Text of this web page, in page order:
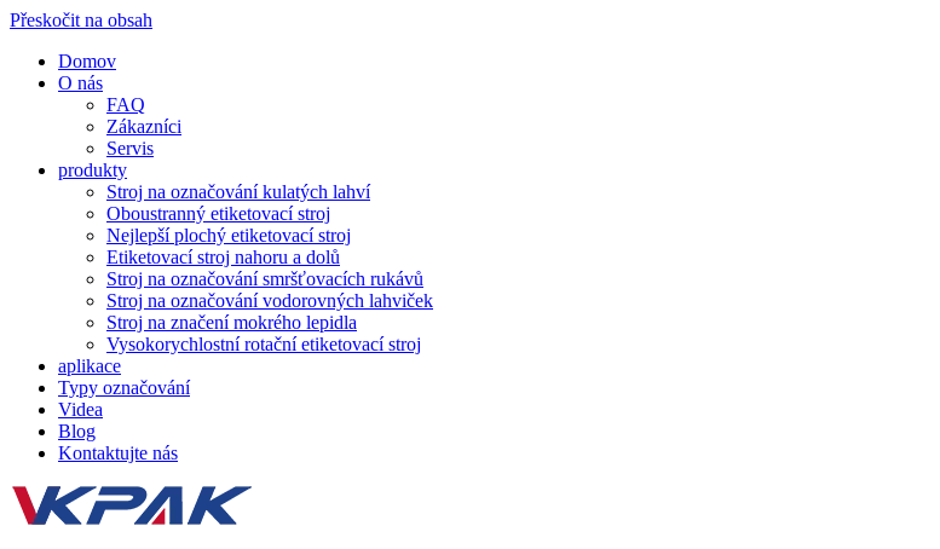
Přeskočit na obsah
Domov
O nás
FAQ
Zákazníci
Servis
produkty
Stroj na označování kulatých lahví
Oboustranný etiketovací stroj
Nejlepší plochý etiketovací stroj
Etiketovací stroj nahoru a dolů
Stroj na označování smršťovacích rukávů
Stroj na označování vodorovných lahviček
Stroj na značení mokrého lepidla
Vysokorychlostní rotační etiketovací stroj
aplikace
Typy označování
Videa
Blog
Kontaktujte nás